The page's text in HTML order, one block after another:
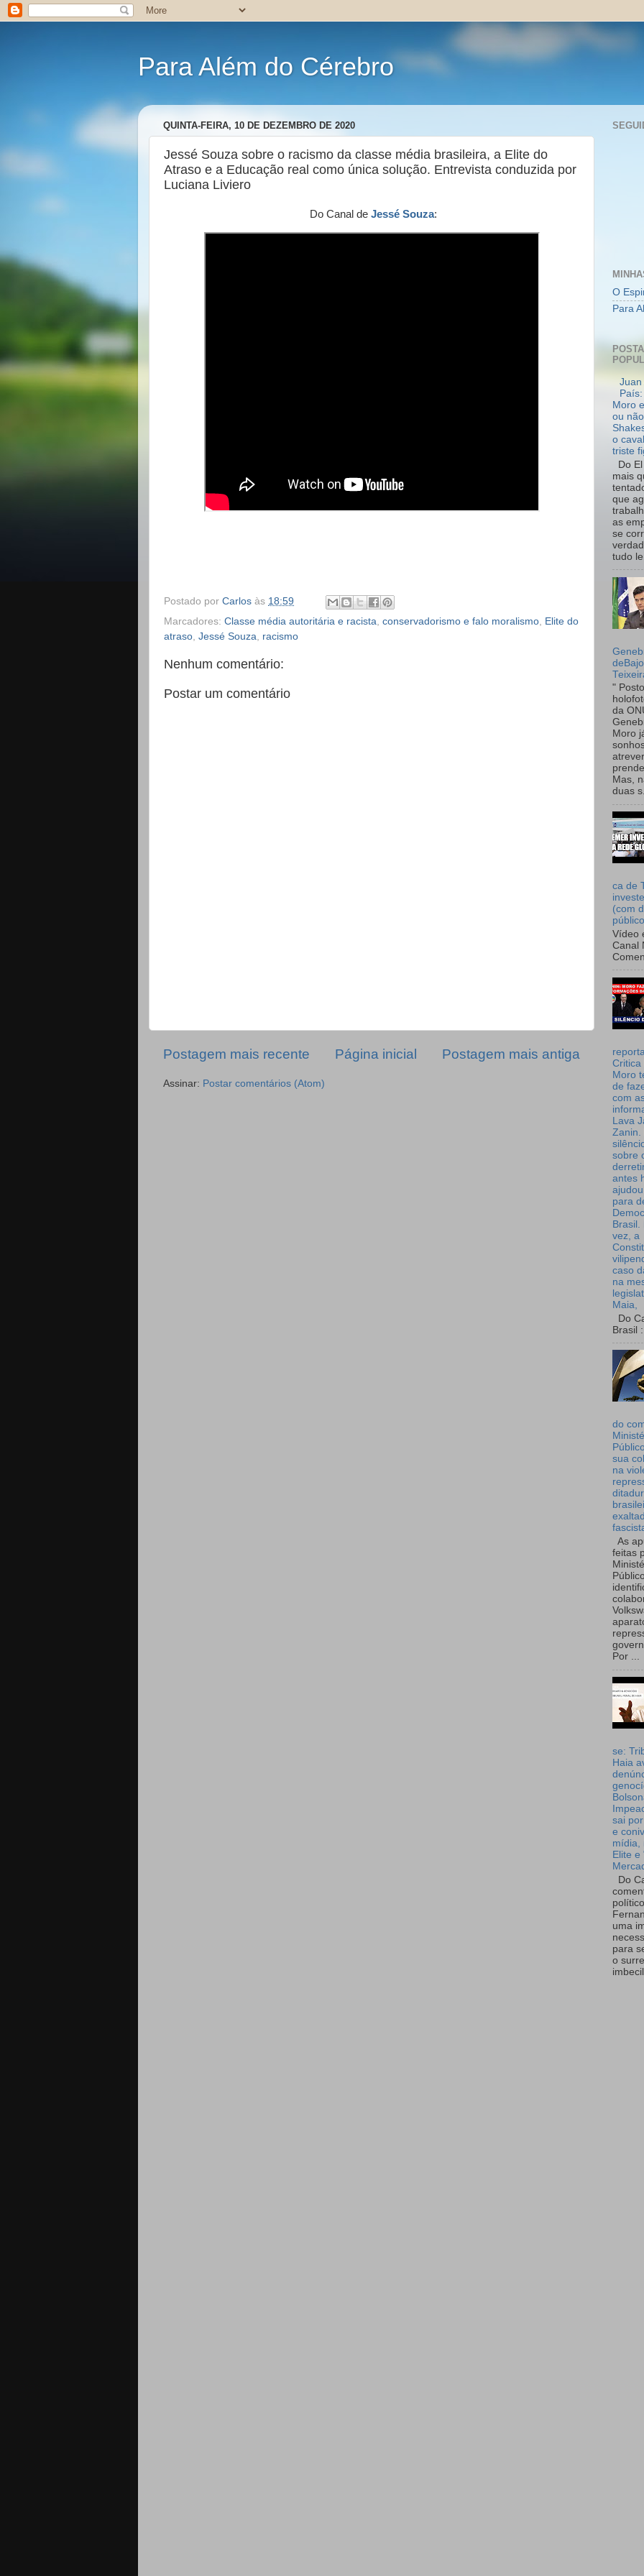
Para Além do Cérebro
QUINTA-FEIRA, 10 DE DEZEMBRO DE 2020
Jessé Souza sobre o racismo da classe média brasileira, a Elite do
Atraso e a Educação real como única solução. Entrevista conduzida por
Luciana Liviero
Do Canal de Jessé Souza:
Postado por Carlos às 18:59
Marcadores: Classe média autoritária e racista, conservadorismo e falo moralismo, Elite do
atraso, Jessé Souza, racismo
Nenhum comentário:
Postar um comentário
Postagem mais recente Postagem mais antiga
Página inicial
Assinar: Postar comentários (Atom)
O
Para
Juan
Moro
ou
o
triste
Do
mais
que
as
se
tudo
"
da
Moro
Mas,
duas
ca de
(com
Vídeo
Canal
Critica
Moro
de
com
Lava
Zanin.
sobre
antes
para
Brasil.
vez, a
caso
na
Maia,
Do
Brasil :
do
sua
na
As
feitas
Por ...
se:
Haia
sai
e
mídia,
Elite e
Do
uma
para
o